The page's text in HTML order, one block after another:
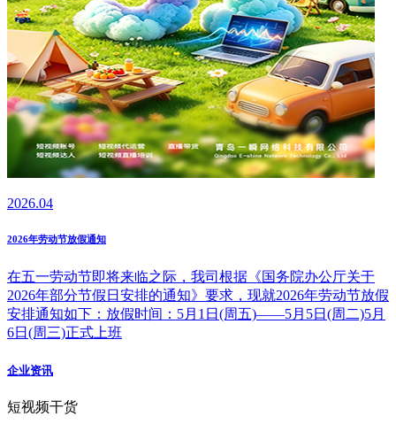
2026.04
2026年劳动节放假通知
在五一劳动节即将来临之际，我司根据《国务院办公厅关于
2026年部分节假日安排的通知》要求，现就2026年劳动节放假
安排通知如下：放假时间：5月1日(周五)——5月5日(周二)5月
6日(周三)正式上班
企业资讯
短视频干货